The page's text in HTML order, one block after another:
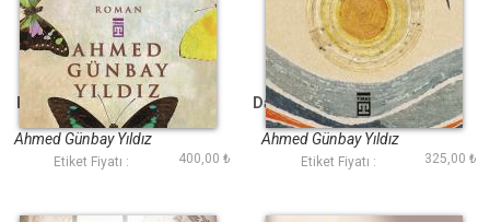
Kelebekler Gamsız
Uçar
Ahmed Günbay Yıldız
Etiket Fiyatı : 400,00 ₺
Dallar Meyveye Durdu
Ahmed Günbay Yıldız
Etiket Fiyatı : 325,00 ₺